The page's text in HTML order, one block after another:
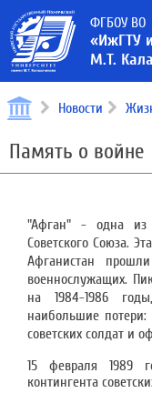
ФГБОУ ВО
«ИжГТУ
М.Т.
Новости
Память о войне
"Афган" - одна из
Советского Союза.
Афганистан
военнослужащих.
на 1984-1986
наибольшие потери:
советских солдат и
15 февраля 1989
контингента